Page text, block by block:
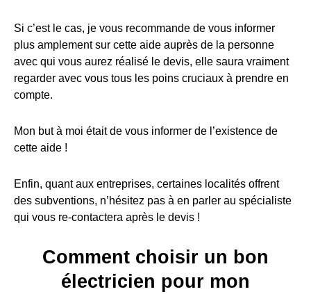
Si c’est le cas, je vous recommande de vous informer
plus amplement sur cette aide auprès de la personne
avec qui vous aurez réalisé le devis, elle saura vraiment
regarder avec vous tous les poins cruciaux à prendre en
compte.
Mon but à moi était de vous informer de l’existence de
cette aide !
Enfin, quant aux entreprises, certaines localités offrent
des subventions, n’hésitez pas à en parler au spécialiste
qui vous re-contactera après le devis !
Comment choisir un bon
électricien pour mon